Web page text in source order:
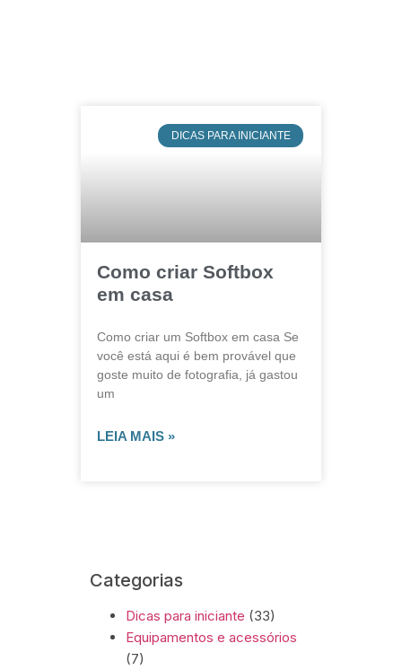
DICAS PARA INICIANTE
Como criar Softbox
em casa
Como criar um Softbox em casa Se
você está aqui é bem provável que
goste muito de fotografia, já gastou
um
LEIA MAIS »
Categorias
Dicas para iniciante (33)
Equipamentos e acessórios
(7)